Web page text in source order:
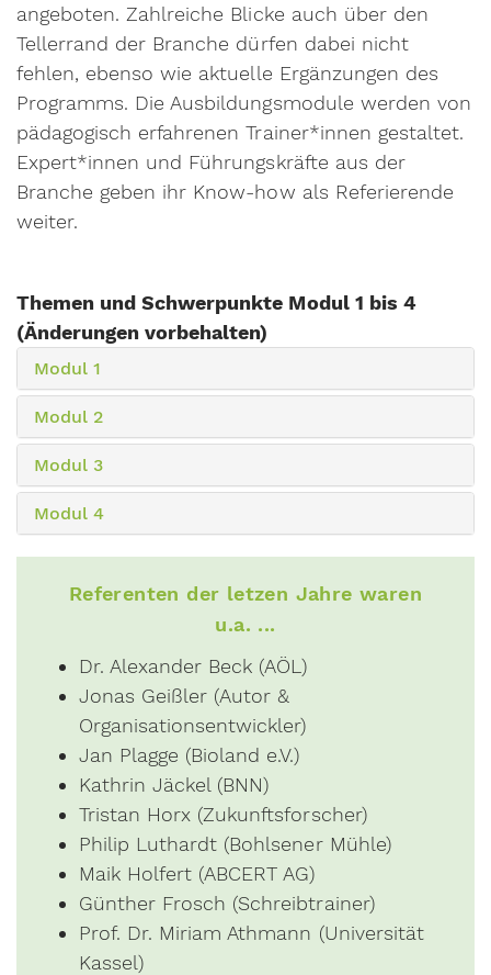
angeboten. Zahlreiche Blicke auch über den
Tellerrand der Branche dürfen dabei nicht
fehlen, ebenso wie aktuelle Ergänzungen des
Programms. Die Ausbildungsmodule werden von
pädagogisch erfahrenen Trainer*innen gestaltet.
Expert*innen und Führungskräfte aus der
Branche geben ihr Know-how als Referierende
weiter.
Themen und Schwerpunkte Modul 1 bis 4
(Änderungen vorbehalten)
Modul 1
Modul 2
Modul 3
Modul 4
Referenten der letzen Jahre waren
u.a. ...
Dr. Alexander Beck (AÖL)
Jonas Geißler (Autor &
Organisationsentwickler)
Jan Plagge (Bioland e.V.)
Kathrin Jäckel (BNN)
Tristan Horx (Zukunftsforscher)
Philip Luthardt (Bohlsener Mühle)
Maik Holfert (ABCERT AG)
Günther Frosch (Schreibtrainer)
Prof. Dr. Miriam Athmann (Universität
Kassel)